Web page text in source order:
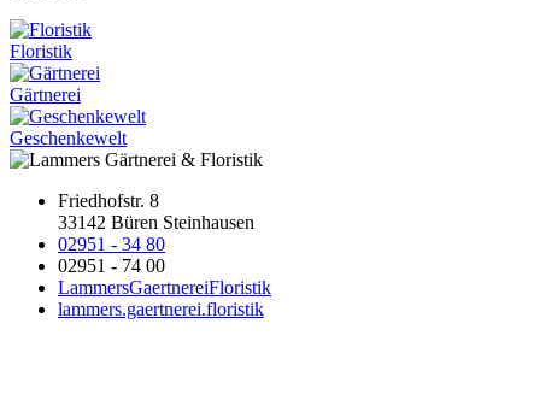
Floristik
Gärtnerei
Geschenkewelt
Friedhofstr. 8
33142 Büren Steinhausen
02951 - 34 80
02951 - 74 00
LammersGaertnereiFloristik
lammers.gaertnerei.floristik